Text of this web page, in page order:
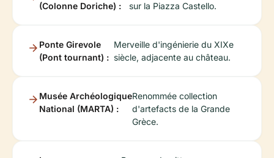
(Colonne Doriche) :
sur la Piazza Castello.
Ponte Girevole
(Pont tournant) :
Merveille d'ingénierie du XIXe
siècle, adjacente au château.
Musée Archéologique
National (MARTA) :
Renommée collection
d'artefacts de la Grande
Grèce.